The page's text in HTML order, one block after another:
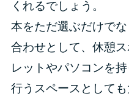
くれるでしょう。
本をただ選ぶだけで
合わせとして、休憩
レットやパソコンを
行うスペースとしても